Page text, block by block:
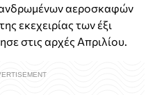
αεροσκαφών
εκεχειρίας των έξι
στις αρχές Απριλίου.